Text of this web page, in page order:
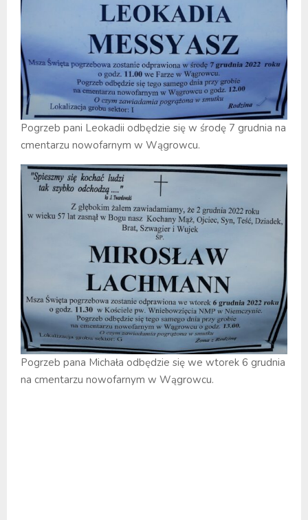
Pogrzeb pani Leokadii odbędzie się w środę 7 grudnia na
cmentarzu nowofarnym w Wągrowcu.
Pogrzeb pana Michała odbędzie się we wtorek 6 grudnia
na cmentarzu nowofarnym w Wągrowcu.